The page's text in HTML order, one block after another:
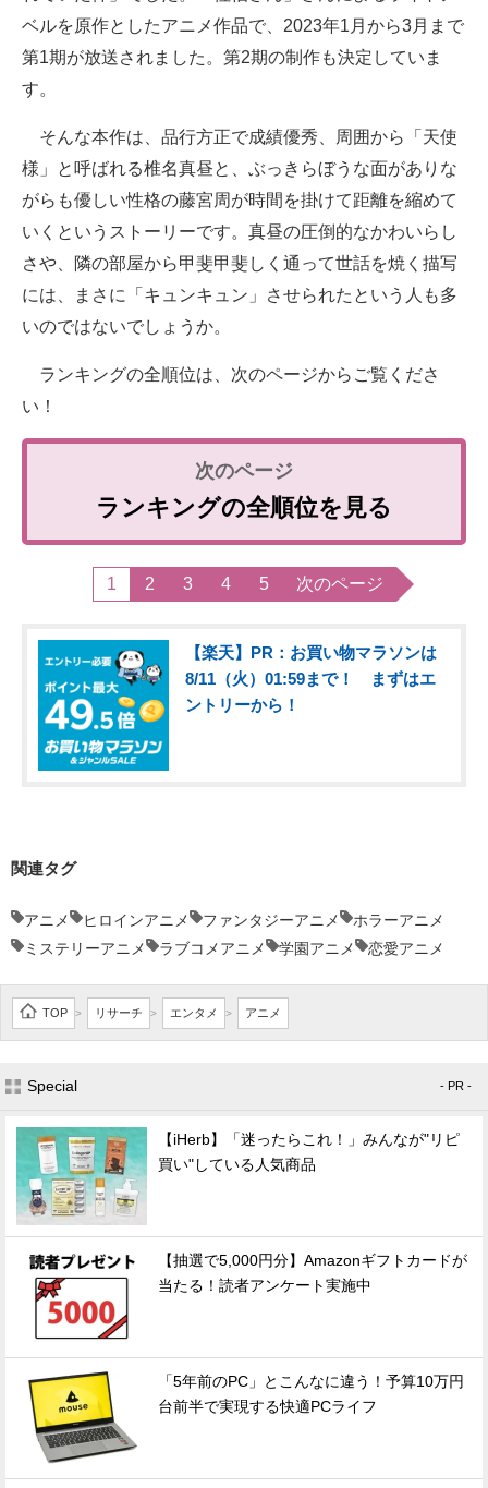
ベルを原作としたアニメ作品で、2023年1月から3月まで
第1期が放送されました。第2期の制作も決定していま
す。
そんな本作は、品行方正で成績優秀、周囲から「天使
様」と呼ばれる椎名真昼と、ぶっきらぼうな面がありな
がらも優しい性格の藤宮周が時間を掛けて距離を縮めて
いくというストーリーです。真昼の圧倒的なかわいらし
さや、隣の部屋から甲斐甲斐しく通って世話を焼く描写
には、まさに「キュンキュン」させられたという人も多
いのではないでしょうか。
ランキングの全順位は、次のページからご覧くださ
い！
ランキングの全順位を見る
1 2 3 4 5 次のページ
【楽天】PR：お買い物マラソンは
8/11（火）01:59まで！ まずはエ
ントリーから！
関連タグ
アニメ ヒロインアニメ ファンタジーアニメ
ホラーアニメ
ミステリーアニメ
ラブコメアニメ 学園アニメ 恋愛アニメ
TOP > リサーチ > エンタメ > アニメ
Special - PR -
【iHerb】「迷ったらこれ！」みんなが"リピ
買い"している人気商品
【抽選で5,000円分】Amazonギフトカードが
当たる！読者アンケート実施中
「5年前のPC」とこんなに違う！予算10万円
台前半で実現する快適PCライフ